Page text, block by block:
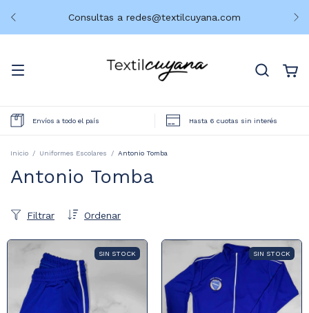
¡Bienvenidos a nuestra tienda online
Envíos a todo el país Hasta 6 cuotas sin interés
Inicio / Uniformes Escolares / Antonio Tomba
Antonio Tomba
Ordenar
Filtrar
SIN STOCK SIN STOCK